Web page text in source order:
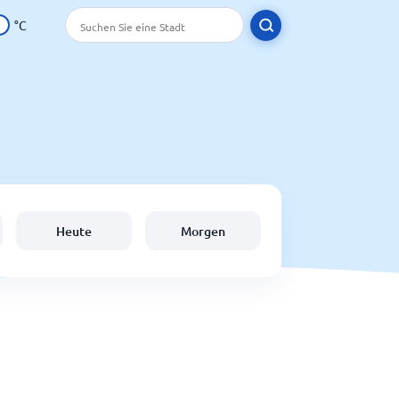
°C
Heute Morgen